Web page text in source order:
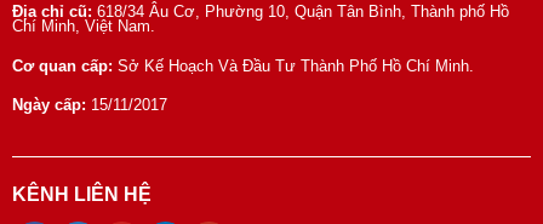
Địa chỉ cũ: 618/34 Âu Cơ, Phường 10, Quận Tân Bình, Thành phố Hồ
Chí Minh, Việt Nam.
Cơ quan cấp: Sở Kế Hoạch Và Đầu Tư Thành Phố Hồ Chí Minh.
Ngày cấp: 15/11/2017
KÊNH LIÊN HỆ